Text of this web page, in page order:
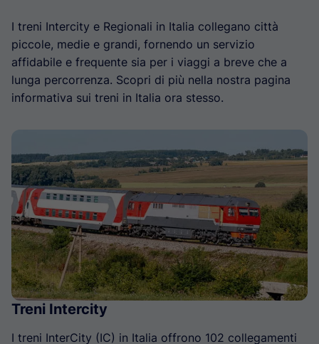
I treni Intercity e Regionali in Italia collegano città
piccole, medie e grandi, fornendo un servizio
affidabile e frequente sia per i viaggi a breve che a
lunga percorrenza. Scopri di più nella nostra pagina
informativa sui treni in Italia ora stesso.
Treni Intercity
I treni InterCity (IC) in Italia offrono 102 collegamenti